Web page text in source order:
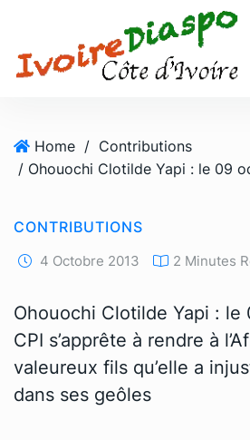
Home / Contributions
CONTRIBUTIONS
4 Octobre 2013 2 Minutes
Ohouochi Clotilde Yapi : le
CPI s’apprête à rendre à
valeureux fils qu’elle a
dans ses geôles